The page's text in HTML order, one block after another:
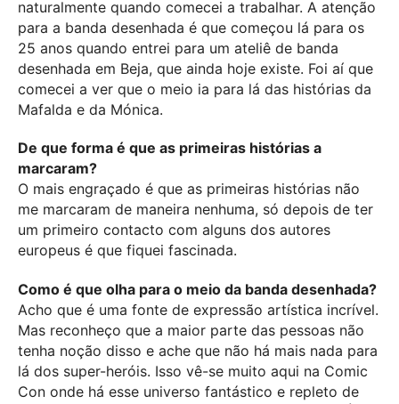
naturalmente quando comecei a trabalhar. A atenção
para a banda desenhada é que começou lá para os
25 anos quando entrei para um ateliê de banda
desenhada em Beja, que ainda hoje existe. Foi aí que
comecei a ver que o meio ia para lá das histórias da
Mafalda e da Mónica.
De que forma é que as primeiras histórias a
marcaram?
O mais engraçado é que as primeiras histórias não
me marcaram de maneira nenhuma, só depois de ter
um primeiro contacto com alguns dos autores
europeus é que fiquei fascinada.
Como é que olha para o meio da banda desenhada?
Acho que é uma fonte de expressão artística incrível.
Mas reconheço que a maior parte das pessoas não
tenha noção disso e ache que não há mais nada para
lá dos super-heróis. Isso vê-se muito aqui na Comic
Con onde há esse universo fantástico e repleto de